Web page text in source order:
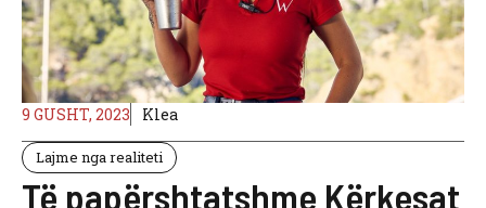
9 GUSHT, 2023 Klea
Lajme nga realiteti
Të papërshtatshme Kërkesat